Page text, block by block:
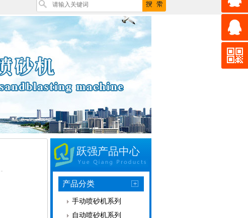
跃强产品中心
产品分类
手动喷砂机系列
自动喷砂机系列